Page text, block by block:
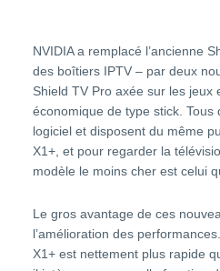
NVIDIA a remplacé l’ancienne
des boîtiers IPTV – par deux
Shield TV Pro axée sur les jeux
économique de type stick. Tous
logiciel et disposent du même
X1+, et pour regarder la
modèle le moins cher est celui
Le gros avantage de ces
l’amélioration des
X1+ est nettement plus rapide